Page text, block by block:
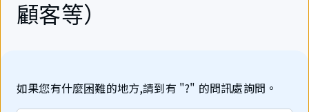
顧客等）
如果您有什麼困難的地方,請到有 "?" 的問訊處詢問。